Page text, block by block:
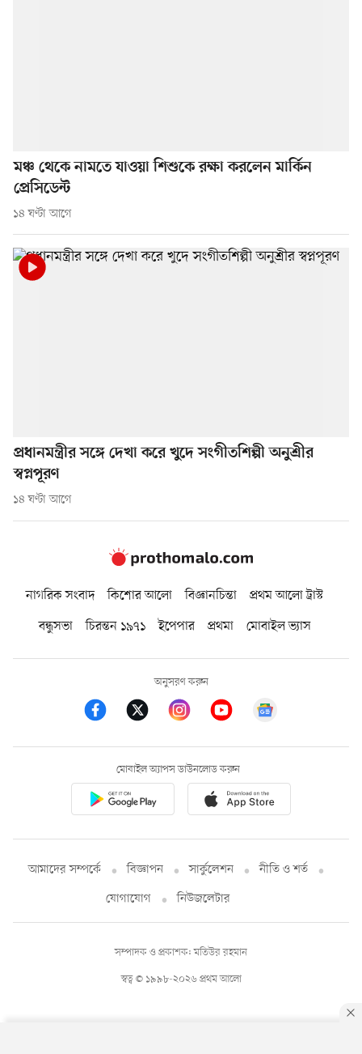
মঞ্চ থেকে নামতে যাওয়া শিশুকে রক্ষা করলেন মার্কিন
প্রেসিডেন্ট
১৪ ঘণ্টা আগে
প্রধানমন্ত্রীর সঙ্গে দেখা করে খুদে সংগীতশিল্পী অনুশ্রীর
স্বপ্নপূরণ
১৪ ঘণ্টা আগে
নাগরিক সংবাদ কিশোর আলো বিজ্ঞানচিন্তা
প্রথম আলো ট্রাস্ট
বন্ধুসভা
চিরন্তন ১৯৭১ ইপেপার প্রথমা মোবাইল ভ্যাস
অনুসরণ করুন
মোবাইল অ্যাপস ডাউনলোড করুন
আমাদের সম্পর্কে বিজ্ঞাপন সার্কুলেশন
নীতি ও শর্ত
যোগাযোগ
নিউজলেটার
স্বত্ব © ১৯৯৮-২০২৬ প্রথম আলো
সম্পাদক ও প্রকাশক: মতিউর রহমান